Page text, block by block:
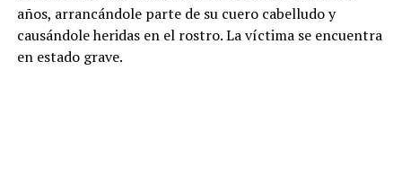
años, arrancándole parte de su cuero cabelludo y
causándole heridas en el rostro. La víctima se encuentra
en estado grave.